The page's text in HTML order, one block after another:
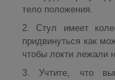
тело положения.
2. Стул имеет
придвинуться как
чтобы локти лежали
3. Учтите, что